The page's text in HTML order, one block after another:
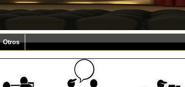
Otros